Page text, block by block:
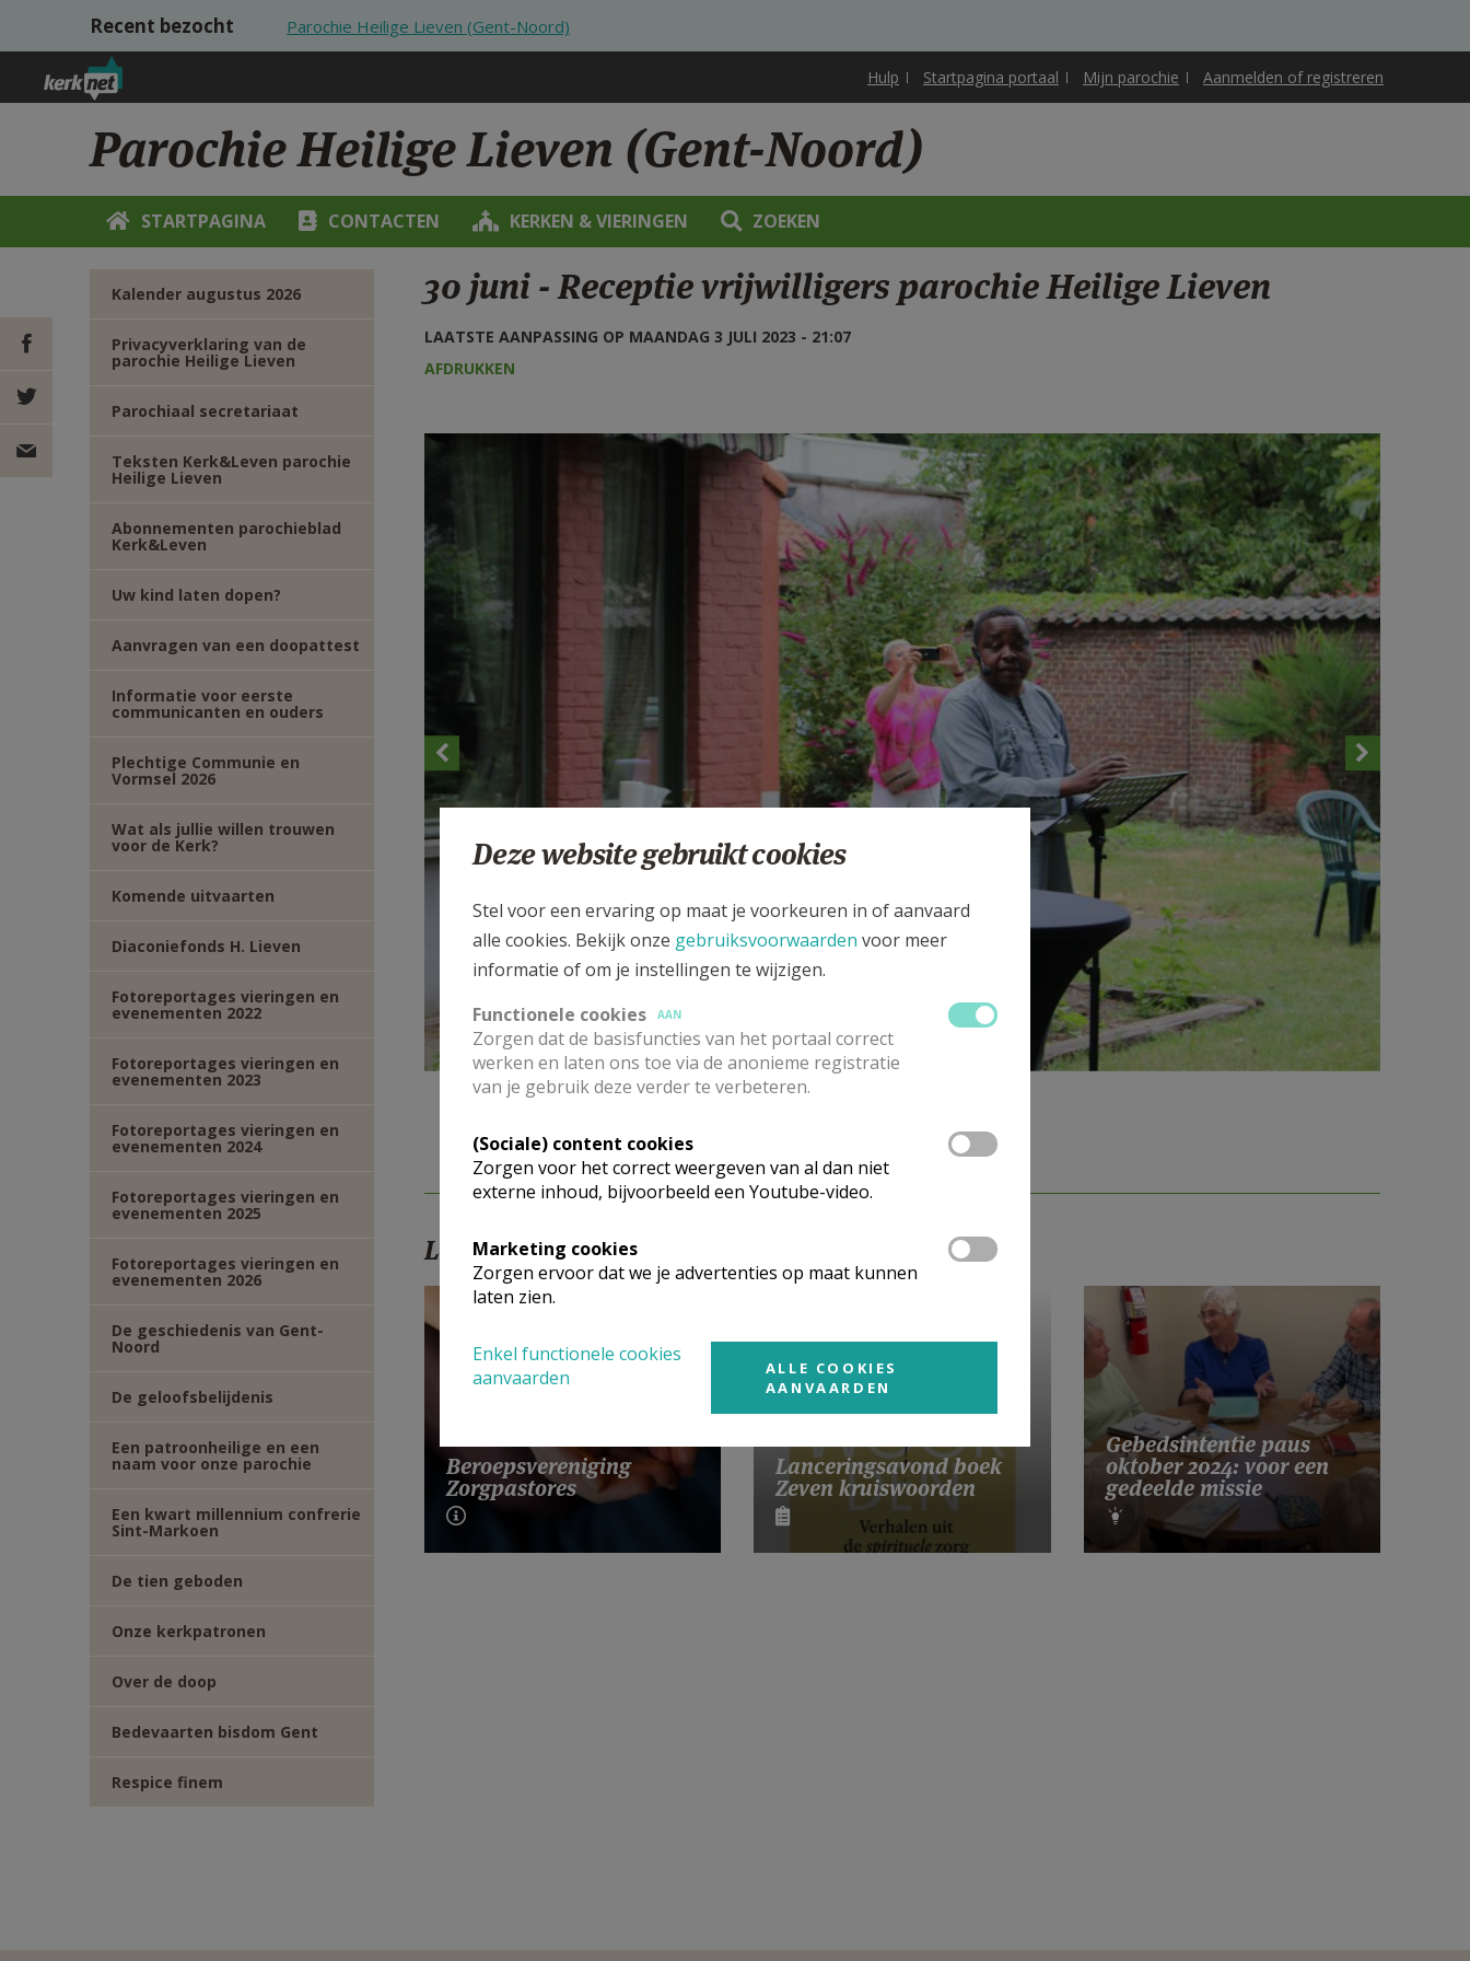
Overslaan en naar de inhoud gaan
Recent bezocht Parochie Heilige Lieven (Gent-Noord)
Hulp Startpagina portaal Mijn parochie Aanmelden of registreren
Parochie Heilige Lieven (Gent-Noord)
STARTPAGINA CONTACTEN KERKEN & VIERINGEN ZOEKEN
DEEL OP
FACEBOOK
DEEL OP
Kalender augustus 2026
Privacyverklaring van de
parochie Heilige Lieven
Parochiaal secretariaat
Teksten Kerk&Leven parochie
Heilige Lieven
Abonnementen parochieblad
Kerk&Leven
Uw kind laten dopen?
Aanvragen van een doopattest
Informatie voor eerste
communicanten en ouders
Plechtige Communie en
Vormsel 2026
Wat als jullie willen trouwen
voor de Kerk?
Komende uitvaarten
Diaconiefonds H. Lieven
Fotoreportages vieringen en
evenementen 2022
Fotoreportages vieringen en
evenementen 2023
Fotoreportages vieringen en
evenementen 2024
Fotoreportages vieringen en
evenementen 2025
Fotoreportages vieringen en
evenementen 2026
De geschiedenis van Gent-
Noord
De geloofsbelijdenis
Een patroonheilige en een
naam voor onze parochie
Een kwart millennium confrerie
Sint-Markoen
De tien geboden
Onze kerkpatronen
Over de doop
Bedevaarten bisdom Gent
Respice finem
30 juni - Receptie vrijwilligers parochie Heilige Lieven
LAATSTE AANPASSING OP MAANDAG 3 JULI 2023 - 21:07
AFDRUKKEN
Lees meer
Beroepsvereniging
Zorgpastores
Lanceringsavond boek
Zeven kruiswoorden
Gebedsintentie paus
oktober 2024: voor een
gedeelde missie
Deze website gebruikt cookies
Stel voor een ervaring op maat je voorkeuren in of aanvaard
alle cookies. Bekijk onze gebruiksvoorwaarden voor meer
informatie of om je instellingen te wijzigen.
Functionele cookies
AAN
Zorgen dat de basisfuncties van het portaal correct
werken en laten ons toe via de anonieme registratie
van je gebruik deze verder te verbeteren.
(Sociale) content cookies
Zorgen voor het correct weergeven van al dan niet
externe inhoud, bijvoorbeeld een Youtube-video.
Marketing cookies
Zorgen ervoor dat we je advertenties op maat kunnen
laten zien.
Enkel functionele cookies
aanvaarden
ALLE COOKIES
AANVAARDEN